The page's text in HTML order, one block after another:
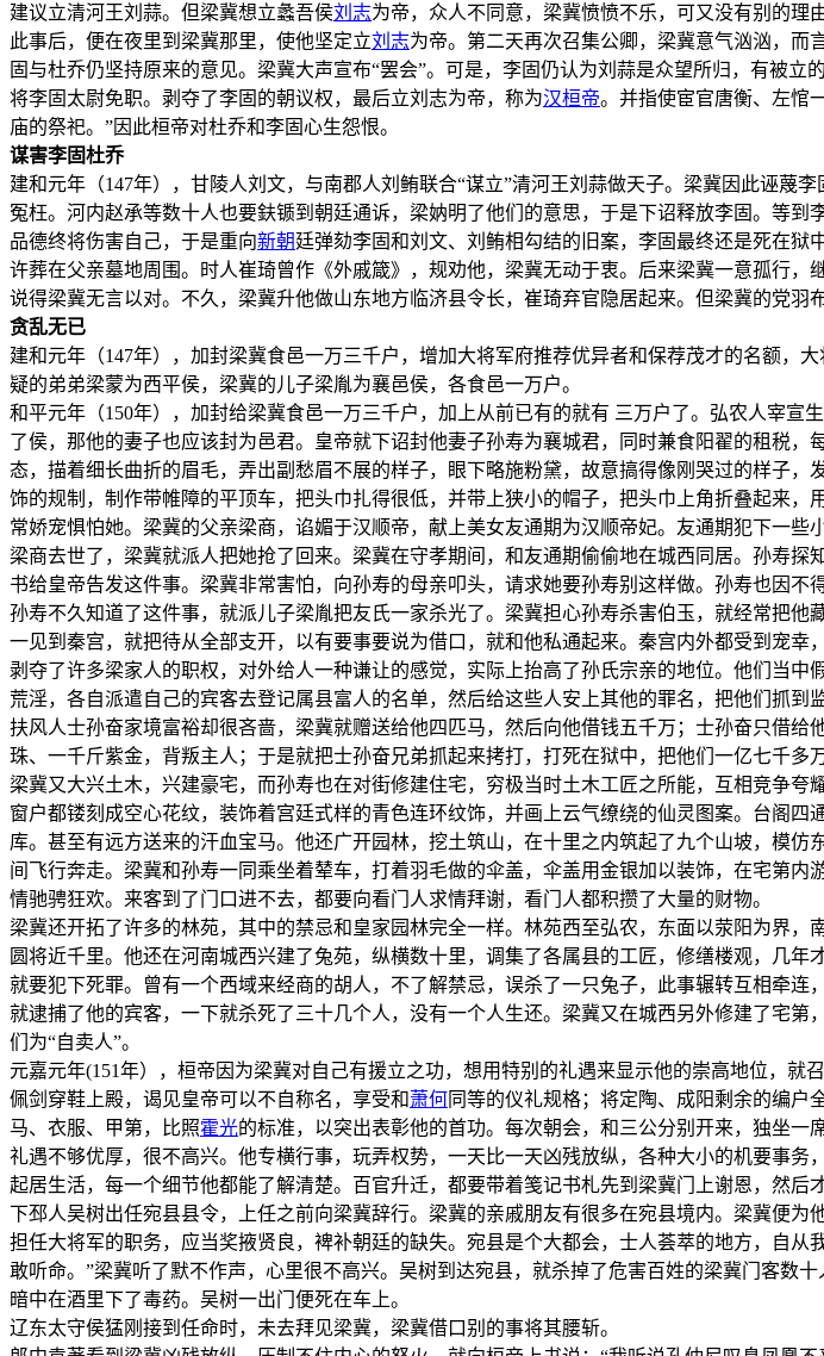
建议立清河王刘蒜。但梁冀想立蠡吾侯刘志为帝，众人不同意，梁冀愤愤不乐，可又没有别的理
此事后，便在夜里到梁冀那里，使他坚定立刘志为帝。第二天再次召集公卿，梁冀意气汹汹，而
固与杜乔仍坚持原来的意见。梁冀大声宣布“罢会”。可是，李固仍认为刘蒜是众望所归，有被
将李固太尉免职。剥夺了李固的朝议权，最后立刘志为帝，称为汉桓帝。并指使宦官唐衡、左悺
庙的祭祀。”因此桓帝对杜乔和李固心生怨恨。
谋害李固杜乔
建和元年（147年），甘陵人刘文，与南郡人刘鲔联合“谋立”清河王刘蒜做天子。梁冀因此诬蔑
冤枉。河内赵承等数十人也要鈇锧到朝廷通诉，梁妠明了他们的意思，于是下诏释放李固。等
品德终将伤害自己，于是重向新朝廷弹劾李固和刘文、刘鲔相勾结的旧案，李固最终还是死在
许葬在父亲墓地周围。时人崔琦曾作《外戚箴》，规劝他，梁冀无动于衷。后来梁冀一意孤行
说得梁冀无言以对。不久，梁冀升他做山东地方临济县令长，崔琦弃官隐居起来。但梁冀的党羽
贪乱无已
建和元年（147年），加封梁冀食邑一万三千户，增加大将军府推荐优异者和保荐茂才的名额
疑的弟弟梁蒙为西平侯，梁冀的儿子梁胤为襄邑侯，各食邑一万户。
和平元年（150年），加封给梁冀食邑一万三千户，加上从前已有的就有 三万户了。弘农人宰宣
了侯，那他的妻子也应该封为邑君。皇帝就下诏封他妻子孙寿为襄城君，同时兼食阳翟的租税
态，描着细长曲折的眉毛，弄出副愁眉不展的样子，眼下略施粉黛，故意搞得像刚哭过的样子
饰的规制，制作带帷障的平顶车，把头巾扎得很低，并带上狭小的帽子，把头巾上角折叠起来
常娇宠惧怕她。梁冀的父亲梁商，谄媚于汉顺帝，献上美女友通期为汉顺帝妃。友通期犯下一
梁商去世了，梁冀就派人把她抢了回来。梁冀在守孝期间，和友通期偷偷地在城西同居。孙寿
书给皇帝告发这件事。梁冀非常害怕，向孙寿的母亲叩头，请求她要孙寿别这样做。孙寿也因
孙寿不久知道了这件事，就派儿子梁胤把友氏一家杀光了。梁冀担心孙寿杀害伯玉，就经常把
一见到秦宫，就把待从全部支开，以有要事要说为借口，就和他私通起来。秦宫内外都受到宠
剥夺了许多梁家人的职权，对外给人一种谦让的感觉，实际上抬高了孙氏宗亲的地位。他们当
荒淫，各自派遣自己的宾客去登记属县富人的名单，然后给这些人安上其他的罪名，把他们抓到
扶风人士孙奋家境富裕却很吝啬，梁冀就赠送给他四匹马，然后向他借钱五千万；士孙奋只借
珠、一千斤紫金，背叛主人；于是就把士孙奋兄弟抓起来拷打，打死在狱中，把他们一亿七千多
梁冀又大兴土木，兴建豪宅，而孙寿也在对街修建住宅，穷极当时土木工匠之所能，互相竞争
窗户都镂刻成空心花纹，装饰着宫廷式样的青色连环纹饰，并画上云气缭绕的仙灵图案。台阁
库。甚至有远方送来的汗血宝马。他还广开园林，挖土筑山，在十里之内筑起了九个山坡，模
间飞行奔走。梁冀和孙寿一同乘坐着辇车，打着羽毛做的伞盖，伞盖用金银加以装饰，在宅第
情驰骋狂欢。来客到了门口进不去，都要向看门人求情拜谢，看门人都积攒了大量的财物。
梁冀还开拓了许多的林苑，其中的禁忌和皇家园林完全一样。林苑西至弘农，东面以荥阳为界
圆将近千里。他还在河南城西兴建了兔苑，纵横数十里，调集了各属县的工匠，修缮楼观，几
就要犯下死罪。曾有一个西域来经商的胡人，不了解禁忌，误杀了一只兔子，此事辗转互相牵
就逮捕了他的宾客，一下就杀死了三十几个人，没有一个人生还。梁冀又在城西另外修建了宅
们为“自卖人”。
元嘉元年(151年），桓帝因为梁冀对自己有援立之功，想用特别的礼遇来显示他的崇高地位，
佩剑穿鞋上殿，谒见皇帝可以不自称名，享受和萧何同等的仪礼规格；将定陶、成阳剩余的编户
马、衣服、甲第，比照霍光的标准，以突出表彰他的首功。每次朝会，和三公分别开来，独坐
礼遇不够优厚，很不高兴。他专横行事，玩弄权势，一天比一天凶残放纵，各种大小的机要事
起居生活，每一个细节他都能了解清楚。百官升迁，都要带着笺记书札先到梁冀门上谢恩，然后
下邳人吴树出任宛县县令，上任之前向梁冀辞行。梁冀的亲戚朋友有很多在宛县境内。梁冀便
担任大将军的职务，应当奖掖贤良，裨补朝廷的缺失。宛县是个大都会，士人荟萃的地方，自
敢听命。”梁冀听了默不作声，心里很不高兴。吴树到达宛县，就杀掉了危害百姓的梁冀门客数
暗中在酒里下了毒药。吴树一出门便死在车上。
辽东太守侯猛刚接到任命时，未去拜见梁冀，梁冀借口别的事将其腰斩。